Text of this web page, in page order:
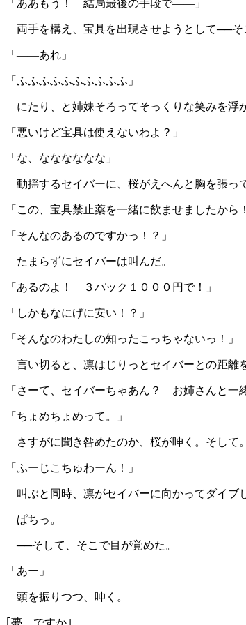
「ああもう！ 結局最後の手段で――」
両手を構え、宝具を出現させようとして──そ
「――あれ」
「ふふふふふふふふふふ」
にたり、と姉妹そろってそっくりな笑みを浮
「悪いけど宝具は使えないわよ？」
「な、なななななな」
動揺するセイバーに、桜がえへんと胸を張っ
「この、宝具禁止薬を一緒に飲ませましたから
「そんなのあるのですかっ！？」
たまらずにセイバーは叫んだ。
「あるのよ！ ３パック１０００円で！」
「しかもなにげに安い！？」
「そんなのわたしの知ったこっちゃないっ！」
言い切ると、凛はじりっとセイバーとの距離
「さーて、セイバーちゃあん？ お姉さんと一
「ちょめちょめって。」
さすがに聞き咎めたのか、桜が呻く。そして。
「ふーじこちゅわーん！」
叫ぶと同時、凛がセイバーに向かってダイブ
ぱちっ。
──そして、そこで目が覚めた。
「あー」
頭を振りつつ、呻く。
｢夢、ですか｣